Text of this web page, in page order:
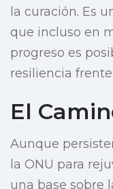
la curación. Es
que incluso en
progreso es
resiliencia
El
Aunque
la ONU para
una base sobre